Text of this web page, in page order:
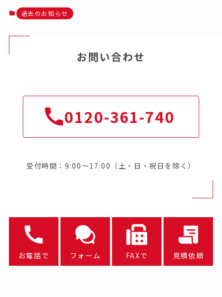
過去のお知らせ
お問い合わせ
0120-361-740
受付時間：9:00～17:00（土・日・祝日を除く）
お電話で フォーム FAXで 見積依頼